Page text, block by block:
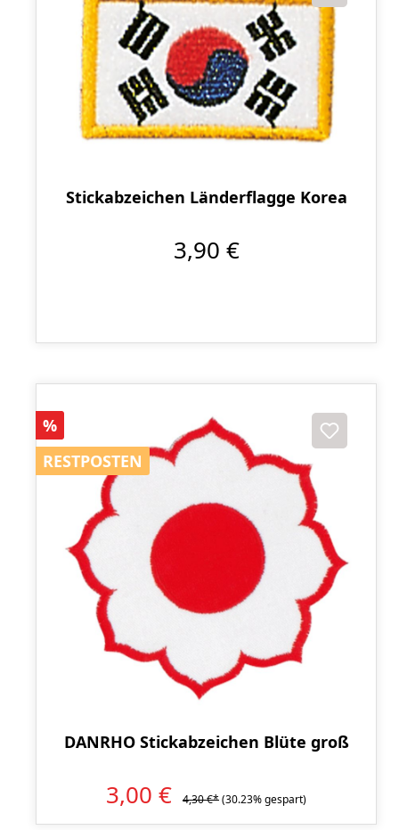
Stickabzeichen Länderflagge Korea
3,90 €
Rabatt
%
RESTPOSTEN
RESTPOSTEN
DANRHO Stickabzeichen Blüte groß
3,00 € 4,30 €*(30.23% gespart)